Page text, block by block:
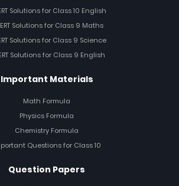
Solutions for Class 10 English
Solutions for Class 9 Maths
Solutions for Class 9 Science
Solutions for Class 9 English
Important Materials
Math Formula
Physics Formula
Chemistry Formula
Questions for Class 10
Question Papers